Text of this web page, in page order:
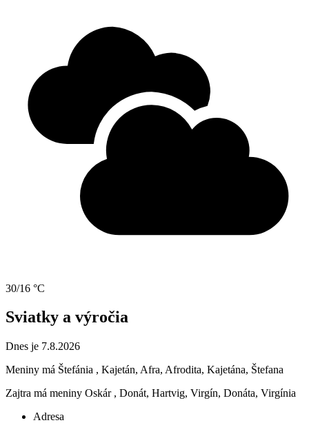
30/16 °C
Sviatky a výročia
Dnes je 7.8.2026
Meniny má Štefánia , Kajetán, Afra, Afrodita, Kajetána, Štefana
Zajtra má meniny Oskár , Donát, Hartvig, Virgín, Donáta, Virgínia
Adresa